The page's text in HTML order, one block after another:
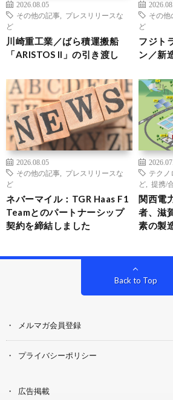
2026.08.05
その他の記事
プレスリリースな
ど
川崎重工業／ばら積運搬船
「ARISTOS II」の引き渡し
その他
ど
フジト
ン／新
2026.08.05
その他の記事
プレスリリースな
ど
ネバーマイル：TGR Haas F1
Teamとのパートナーシップ
契約を締結しました
テクノ
ど
提携/
関西電
者、滋
素の製
Back to Top
メルマガ会員登録
プライバシーポリシー
広告掲載